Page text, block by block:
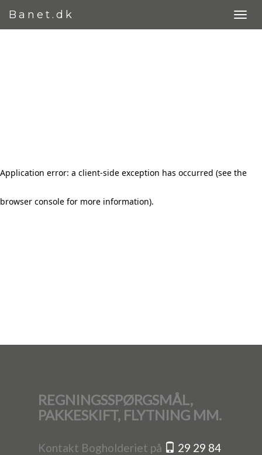
Banet.dk
REGNINGSSPØRGSMÅL,
PAKKESKIFT, FLYTNING MM.
Kontakt Bogholderiet på
29 29 84